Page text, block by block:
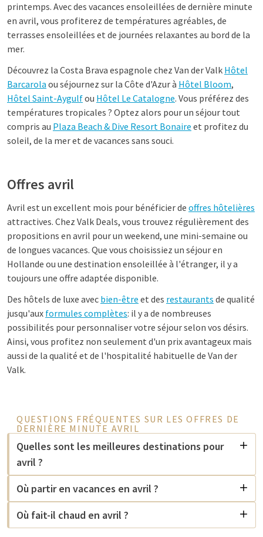
printemps. Avec des vacances ensoleillées de dernière minute
en avril, vous profiterez de températures agréables, de
terrasses ensoleillées et de journées relaxantes au bord de la
mer.
Découvrez la Costa Brava espagnole chez Van der Valk Hôtel
Barcarola ou séjournez sur la Côte d'Azur à Hôtel Bloom,
Hôtel Saint-Aygulfou Hôtel Le Catalogne. Vous préférez des
températures tropicales ? Optez alors pour un séjour tout
compris au Plaza Beach & Dive Resort Bonaire et profitez du
soleil, de la mer et de vacances sans souci.
Offres avril
Avril est un excellent mois pour bénéficier de offres hôtelières
attractives. Chez Valk Deals, vous trouvez régulièrement des
propositions en avril pour un weekend, une mini-semaine ou
de longues vacances. Que vous choisissiez un séjour en
Hollande ou une destination ensoleillée à l'étranger, il y a
toujours une offre adaptée disponible.
Des hôtels de luxe avec bien-être et des restaurants de qualité
jusqu'aux formules complètes: il y a de nombreuses
possibilités pour personnaliser votre séjour selon vos désirs.
Ainsi, vous profitez non seulement d'un prix avantageux mais
aussi de la qualité et de l'hospitalité habituelle de Van der
Valk.
QUESTIONS FRÉQUENTES SUR LES OFFRES DE
DERNIÈRE MINUTE AVRIL
Quelles sont les meilleures destinations pour
avril ?
Où partir en vacances en avril ?
Où fait-il chaud en avril ?